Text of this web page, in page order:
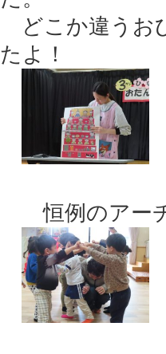
どこか違うお
たよ！
恒例のアーチ